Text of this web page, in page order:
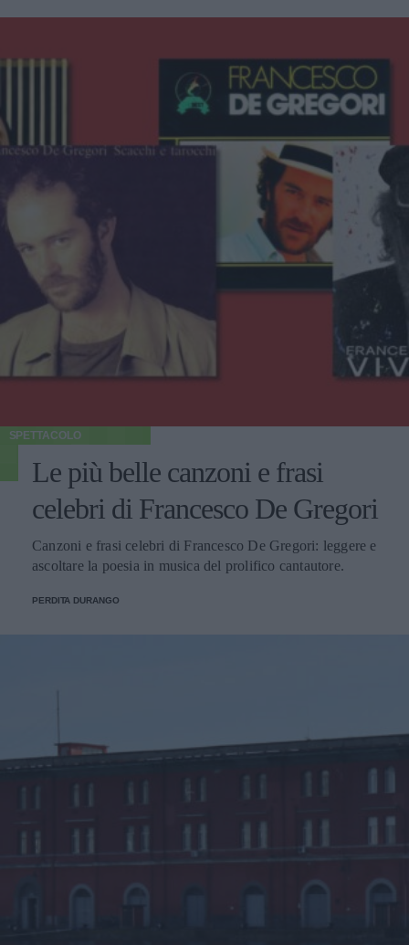
SPETTACOLO
Le più belle canzoni e frasi
celebri di Francesco De Gregori
Canzoni e frasi celebri di Francesco De Gregori: leggere e
ascoltare la poesia in musica del prolifico cantautore.
PERDITA DURANGO